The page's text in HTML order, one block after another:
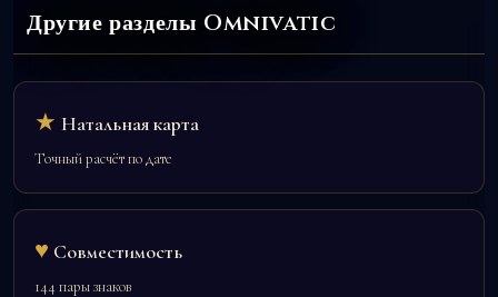
Другие разделы Omnivatic
★ Натальная карта
Точный расчёт по дате
♥ Совместимость
144 пары знаков